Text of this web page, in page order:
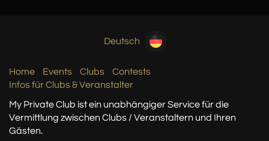
Deutsch
Home Events Clubs
Contests
Infos für Clubs & Veranstalter
My Private Club ist ein unabhängiger Servicefür die
Vermittlung zwischen Clubs / Veranstaltern und Ihren
Gästen.